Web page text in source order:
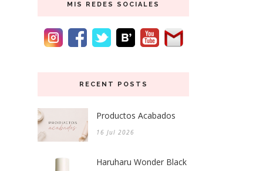
MIS REDES SOCIALES
RECENT POSTS
Productos Acabados
16 Jul 2026
Haruharu Wonder Black